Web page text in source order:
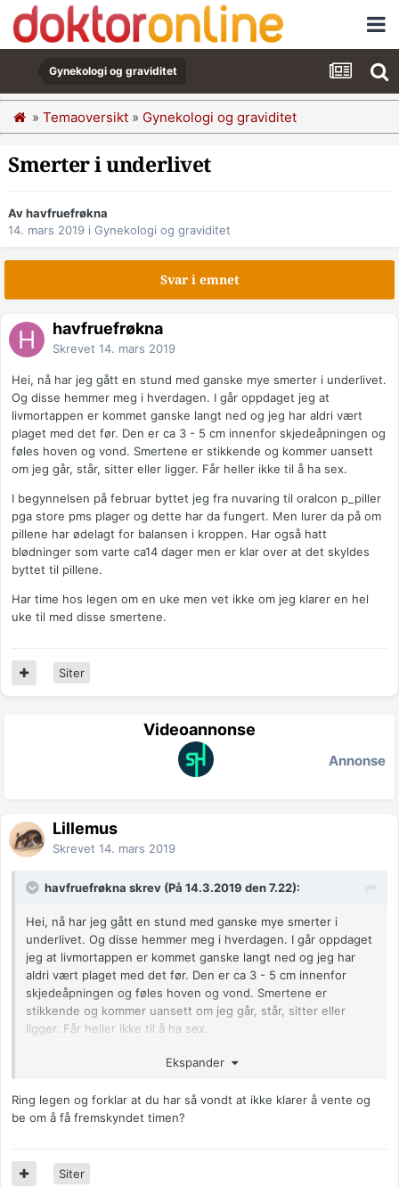
Gynekologi og graviditet
» Temaoversikt » Gynekologi og graviditet
Smerter i underlivet
Av havfruefrøkna
14. mars 2019 i Gynekologi og graviditet
Svar i emnet
havfruefrøkna
Skrevet 14. mars 2019
Hei, nå har jeg gått en stund med ganske mye smerter i underlivet.
Og disse hemmer meg i hverdagen. I går oppdaget jeg at
livmortappen er kommet ganske langt ned og jeg har aldri vært
plaget med det før. Den er ca 3 - 5 cm innenfor skjedeåpningen og
føles hoven og vond. Smertene er stikkende og kommer uansett
om jeg går, står, sitter eller ligger. Får heller ikke til å ha sex.
I begynnelsen på februar byttet jeg fra nuvaring til oralcon p_piller
pga store pms plager og dette har da fungert. Men lurer da på om
pillene har ødelagt for balansen i kroppen. Har også hatt
blødninger som varte ca14 dager men er klar over at det skyldes
byttet til pillene.
Har time hos legen om en uke men vet ikke om jeg klarer en hel
uke til med disse smertene.
Siter
Videoannonse
Annonse
Lillemus
Skrevet 14. mars 2019
havfruefrøkna skrev (På 14.3.2019 den 7.22):
Hei, nå har jeg gått en stund med ganske mye smerter i
underlivet. Og disse hemmer meg i hverdagen. I går oppdaget
jeg at livmortappen er kommet ganske langt ned og jeg har
aldri vært plaget med det før. Den er ca 3 - 5 cm innenfor
skjedeåpningen og føles hoven og vond. Smertene er
stikkende og kommer uansett om jeg går, står, sitter eller
ligger. Får heller ikke til å ha sex.
I begynnelsen på februar byttet jeg fra nuvaring til oralcon
lurer da på om pillene har ødelagt for balansen i kroppen. Har
også hatt blødninger som varte ca14 dager men er klar over at
det skyldes byttet til pillene.
Har time hos legen om en uke men vet ikke om jeg klarer en
hel uke til med disse smertene.
Ekspander
Ring legen og forklar at du har så vondt at ikke klarer å vente og
be om å få fremskyndet timen?
Siter